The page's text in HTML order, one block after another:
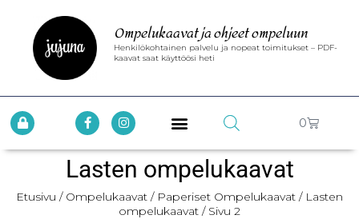
Ompelukaavat ja ohjeet ompeluun
Henkilökohtainen palvelu ja nopeat toimitukset – PDF-
kaavat saat käyttöösi heti
0
Lasten ompelukaavat
Etusivu / Ompelukaavat / Paperiset Ompelukaavat / Lasten
ompelukaavat / Sivu 2